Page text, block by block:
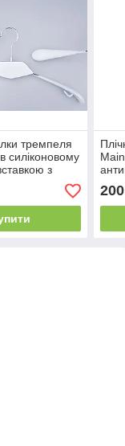
тремпеля
силіконовому
з
кольору,
200